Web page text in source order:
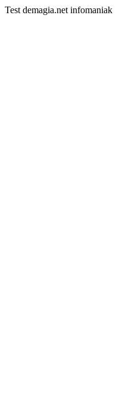
Test demagia.net infomaniak